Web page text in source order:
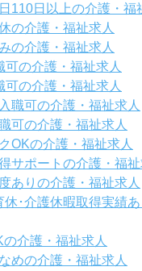
110日以上の介護・福
の介護・福祉求人
の介護・福祉求人
の介護・福祉求人
の介護・福祉求人
職可の介護・福祉求人
可の介護・福祉求人
OKの介護・福祉求人
サポートの介護・福祉
ありの介護・福祉求人
休･介護休暇取得実績
介護・福祉求人
めの介護・福祉求人